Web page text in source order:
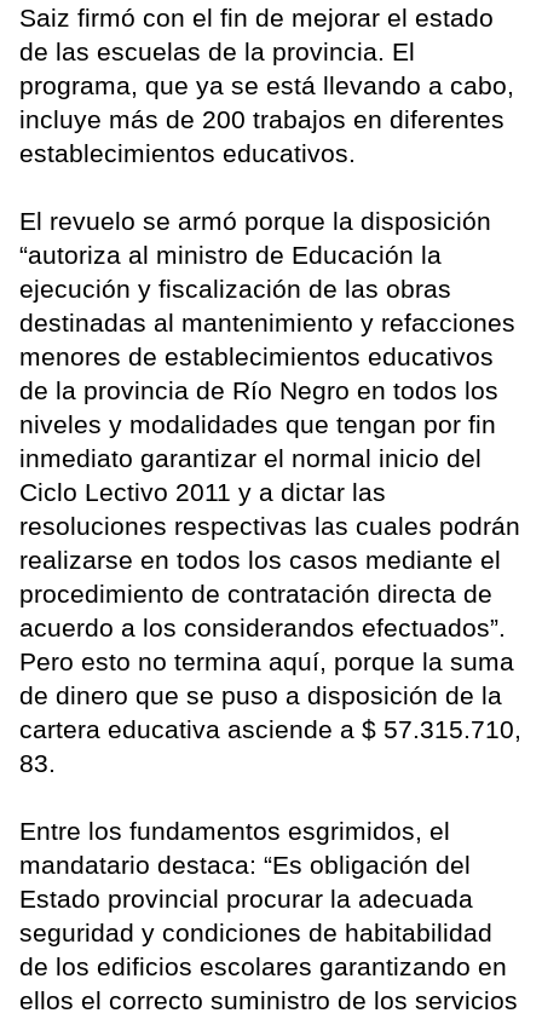
Saiz firmó con el fin de mejorar el estado
de las escuelas de la provincia. El
programa, que ya se está llevando a cabo,
incluye más de 200 trabajos en diferentes
establecimientos educativos.
El revuelo se armó porque la disposición
“autoriza al ministro de Educación la
ejecución y fiscalización de las obras
destinadas al mantenimiento y refacciones
menores de establecimientos educativos
de la provincia de Río Negro en todos los
niveles y modalidades que tengan por fin
inmediato garantizar el normal inicio del
Ciclo Lectivo 2011 y a dictar las
resoluciones respectivas las cuales podrán
realizarse en todos los casos mediante el
procedimiento de contratación directa de
acuerdo a los considerandos efectuados”.
Pero esto no termina aquí, porque la suma
de dinero que se puso a disposición de la
cartera educativa asciende a $ 57.315.710,
83.
Entre los fundamentos esgrimidos, el
mandatario destaca: “Es obligación del
Estado provincial procurar la adecuada
seguridad y condiciones de habitabilidad
de los edificios escolares garantizando en
ellos el correcto suministro de los servicios